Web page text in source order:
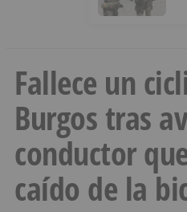
Fallece un
Burgos tras
conductor
caído de la